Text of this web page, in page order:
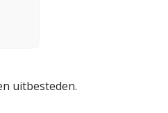
uitbesteden.